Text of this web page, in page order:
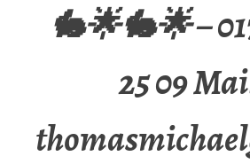
🐇🌟🐇🌟 –
25 09